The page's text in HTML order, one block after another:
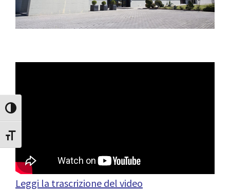
Attiva/disattiva alto contrasto
Attiva/disattiva dimensione testo
Leggi la trascrizione del video